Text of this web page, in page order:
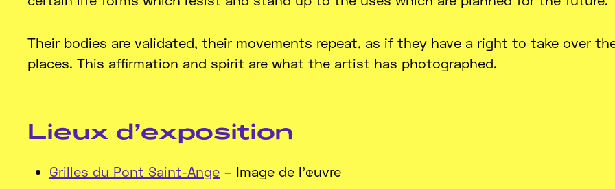
Their bodies are validated, their movements repeat, as if they have a right to take over
places. This affirmation and spirit are what the artist has photographed.
Lieux d’exposition
Grilles du Pont Saint-Ange – Image de l'œuvre